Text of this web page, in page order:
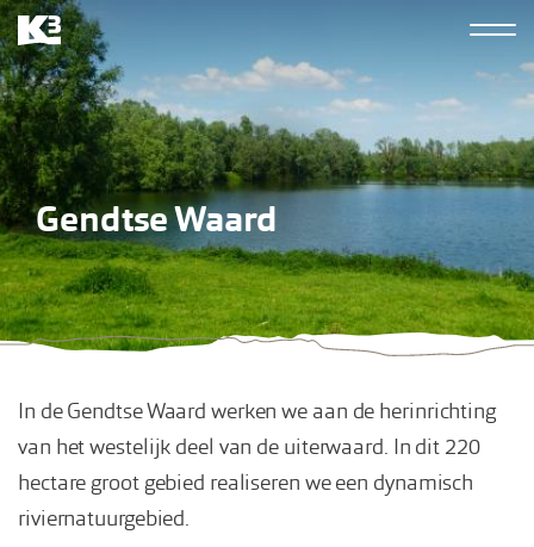
Overslaan
en
naar
de
inhoud
gaan
K3
derde
Gendtse Waard
In de Gendtse Waard werken we aan de herinrichting
van het westelijk deel van de uiterwaard. In dit 220
hectare groot gebied realiseren we een dynamisch
riviernatuurgebied.